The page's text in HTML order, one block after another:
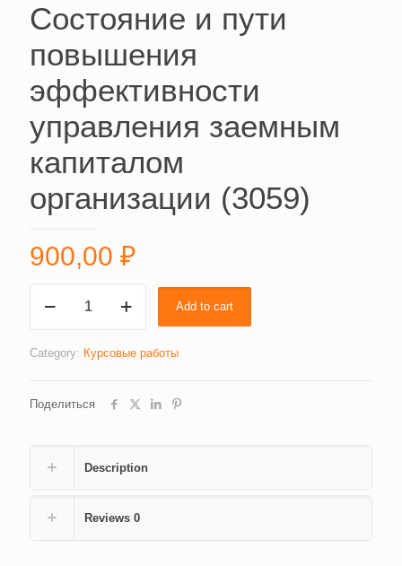
Состояние и пути
повышения
эффективности
управления заемным
капиталом
организации (3059)
900,00 ₽
повышения
заемным
организации
(3059)
Add to cart
Category: Курсовые работы
Поделиться
Description
Reviews 0